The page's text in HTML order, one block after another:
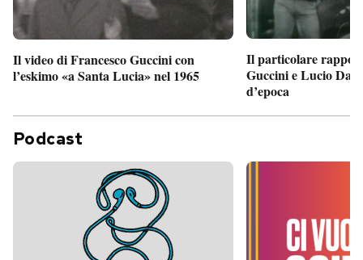
Il video di Francesco Guccini con
l’eskimo «a Santa Lucia» nel 1965
Il particolare
Guccini e Lucio
d’epoca
Podcast